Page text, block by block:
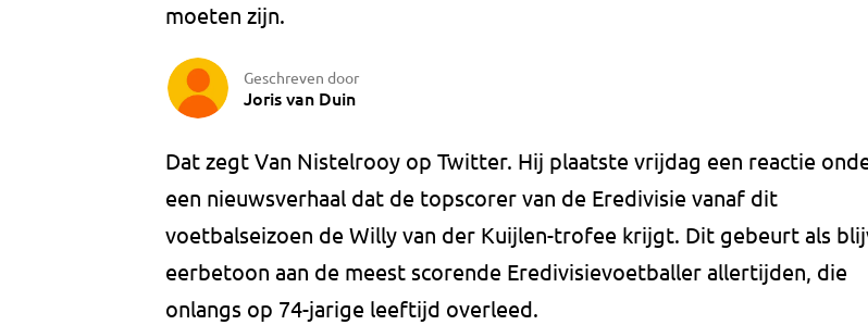
moeten zijn.
Geschreven door
Joris van Duin
Dat zegt Van Nistelrooy op Twitter. Hij plaatste vrijdag een reactie
een nieuwsverhaal dat de topscorer van de Eredivisie vanaf dit
voetbalseizoen de Willy van der Kuijlen-trofee krijgt. Dit gebeurt als
eerbetoon aan de meest scorende Eredivisievoetballer allertijden, die
onlangs op 74-jarige leeftijd overleed.